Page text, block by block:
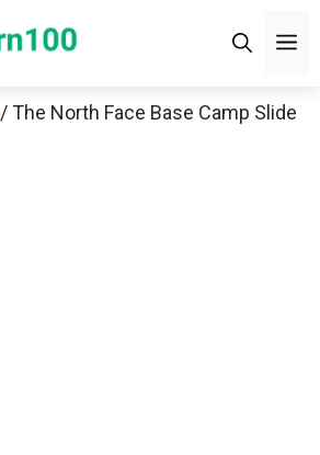
/ The North Face Base Camp Slide